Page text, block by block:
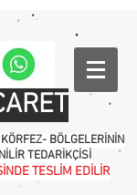
BÖLGELERİNİN
TEDARİKÇİSİ
TESLİM EDİLİR